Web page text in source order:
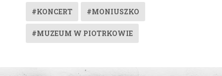
#KONCERT #MONIUSZKO
#MUZEUM W PIOTRKOWIE